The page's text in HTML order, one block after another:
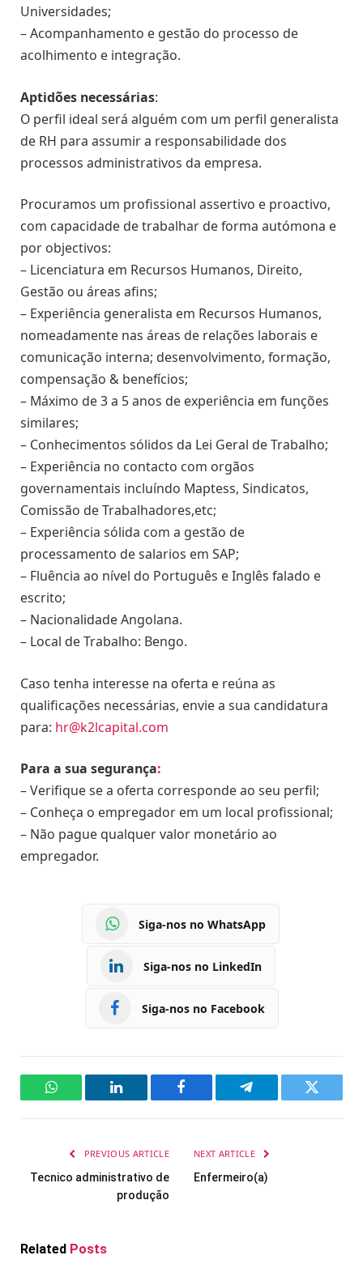
Universidades;
– Acompanhamento e gestão do processo de
acolhimento e integração.
Aptidões necessárias:
O perfil ideal será alguém com um perfil generalista
de RH para assumir a responsabilidade dos
processos administrativos da empresa.
Procuramos um profissional assertivo e proactivo,
com capacidade de trabalhar de forma autómona e
por objectivos:
– Licenciatura em Recursos Humanos, Direito,
Gestão ou áreas afins;
– Experiência generalista em Recursos Humanos,
nomeadamente nas áreas de relações laborais e
comunicação interna; desenvolvimento, formação,
compensação & benefícios;
– Máximo de 3 a 5 anos de experiência em funções
similares;
– Conhecimentos sólidos da Lei Geral de Trabalho;
– Experiência no contacto com orgãos
governamentais incluíndo Maptess, Sindicatos,
Comissão de Trabalhadores,etc;
– Experiência sólida com a gestão de
processamento de salarios em SAP;
– Fluência ao nível do Português e Inglês falado e
escrito;
– Nacionalidade Angolana.
– Local de Trabalho: Bengo.
Caso tenha interesse na oferta e reúna as
qualificações necessárias, envie a sua candidatura
para: hr@k2lcapital.com
Para a sua segurança:
– Verifique se a oferta corresponde ao seu perfil;
– Conheça o empregador em um local profissional;
– Não pague qualquer valor monetário ao
empregador.
Siga-nos no WhatsApp
Siga-nos no LinkedIn
Siga-nos no Facebook
WhatsAppLinkedIn Facebook Telegram Twitter
PREVIOUS ARTICLE
Tecnico administrativo de
produção
NEXT ARTICLE
Enfermeiro(a)
Related Posts